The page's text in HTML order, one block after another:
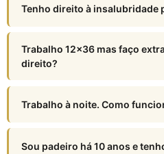
Tenho direito à insalubridade
Trabalho 12x36 mas faço
direito?
Trabalho à noite. Como
Sou padeiro há 10 anos e